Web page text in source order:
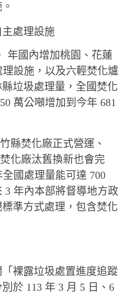
處理設施
年國內增加桃園、花蓮
理設施，以及六輕焚化爐
垃圾處理量，全國焚化
萬公噸增加到今年 681
縣焚化廠正式營運、
化廠汰舊換新也會完
全國處理量能可達 700
3 年內本部將督導地方政
準方式處理，包含焚化
「裸露垃圾處置進度追蹤
於 113 年 3 月 5 日、6